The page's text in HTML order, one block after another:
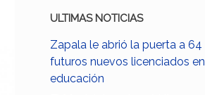
ULTIMAS NOTICIAS
Zapala le abrió la puerta a 64
futuros nuevos licenciados en
educación